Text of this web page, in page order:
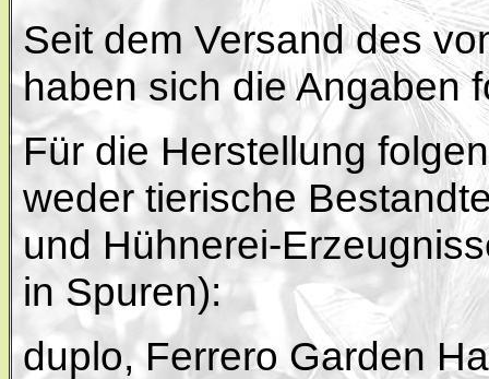
Seit dem Versand des
haben sich die Angaben
Für die Herstellung
weder tierische
und Hühnerei-
in Spuren):
duplo, Ferrero Garden